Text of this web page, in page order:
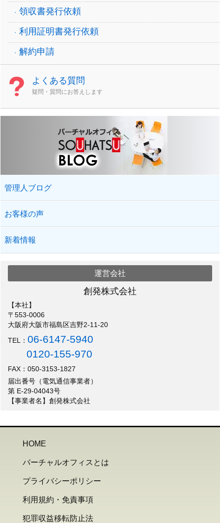
領収書発行依頼
利用証明書発行依頼
解約申請
よくある質問
疑問・質問にお答えします
管理人ブログ
お客様の声
新着情報
運営会社
創発株式会社
【本社】
〒553-0006
大阪府大阪市福島区吉野2-11-20
TEL：06-6147-5940
0120-155-970
FAX：050-3153-1827
届出番号（電気通信事業者）
第 E-29-04043号
【事業者名】創発株式会社
HOME
バーチャルオフィスとは
プライバシーポリシー
利用規約・免責事項
犯罪収益移転防止法